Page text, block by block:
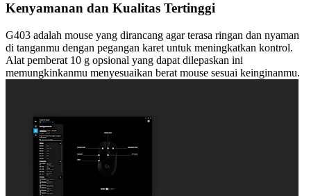
Kenyamanan dan Kualitas Tertinggi
G403 adalah mouse yang dirancang agar terasa ringan dan nyaman
di tanganmu dengan pegangan karet untuk meningkatkan kontrol.
Alat pemberat 10 g opsional yang dapat dilepaskan ini
memungkinkanmu menyesuaikan berat mouse sesuai keinginanmu.